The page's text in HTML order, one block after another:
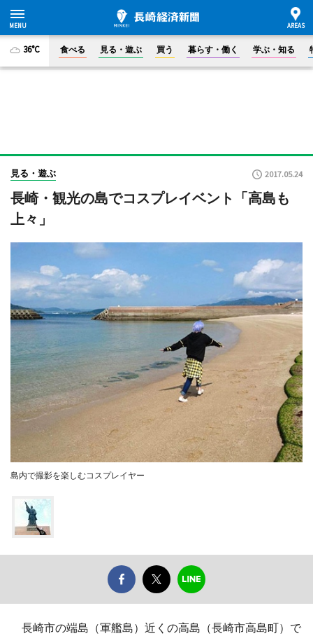
36°C 食べる 見る・遊ぶ 買う 暮らす・働く 学ぶ・知る
見る・遊ぶ 2017.05.24
長崎・観光の島でコスプレイベント「高島も
上々」
島内で撮影を楽しむコスプレイヤー
長崎市の端島（軍艦島）近くの高島（長崎市高島町）で